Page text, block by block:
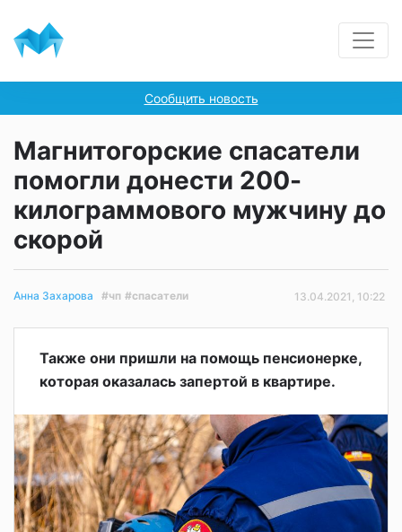
Сообщить новость
Магнитогорские спасатели
помогли донести 200-
килограммового мужчину до
скорой
Анна Захарова #чп #спасатели 13.04.2021, 10:22
Также они пришли на помощь пенсионерке,
которая оказалась запертой в квартире.